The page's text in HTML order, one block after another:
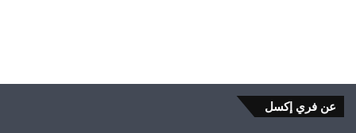
عن فري إكسل